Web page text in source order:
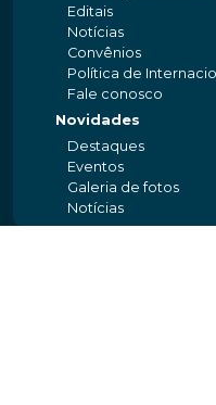
Editais
Notícias
Convênios
Política de
Fale conosco
Novidades
Destaques
Eventos
Galeria de fotos
Notícias